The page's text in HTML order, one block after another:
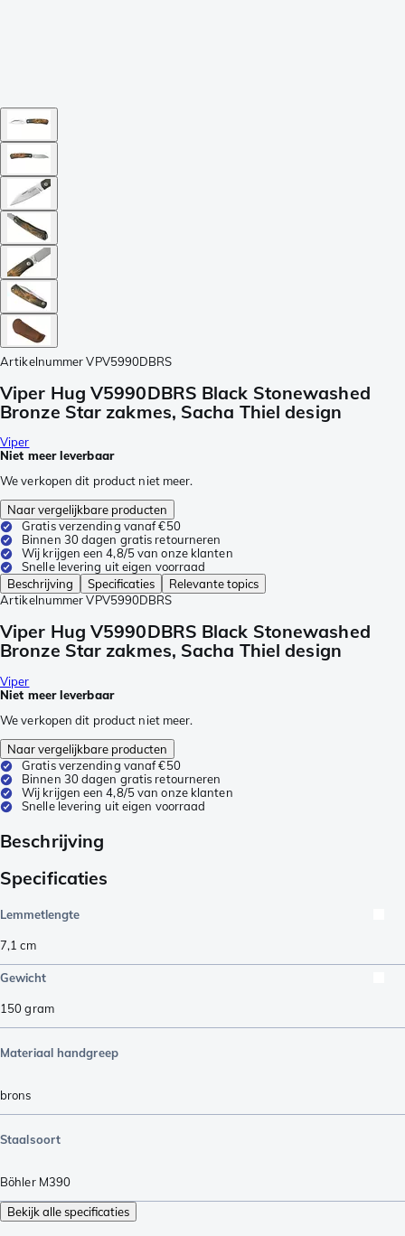
Artikelnummer VPV5990DBRS
Viper Hug V5990DBRS Black Stonewashed
Bronze Star zakmes, Sacha Thiel design
Viper
Niet meer leverbaar
We verkopen dit product niet meer.
Naar vergelijkbare producten
Gratis verzending vanaf €50
Binnen 30 dagen gratis retourneren
Wij krijgen een 4,8/5 van onze klanten
Snelle levering uit eigen voorraad
Beschrijving
Specificaties
Relevante topics
Artikelnummer VPV5990DBRS
Viper Hug V5990DBRS Black Stonewashed
Bronze Star zakmes, Sacha Thiel design
Viper
Niet meer leverbaar
We verkopen dit product niet meer.
Naar vergelijkbare producten
Gratis verzending vanaf €50
Binnen 30 dagen gratis retourneren
Wij krijgen een 4,8/5 van onze klanten
Snelle levering uit eigen voorraad
Beschrijving
Specificaties
Lemmetlengte
7,1 cm
Gewicht
150gram
Materiaal handgreep
brons
Staalsoort
Böhler M390
Bekijk alle specificaties